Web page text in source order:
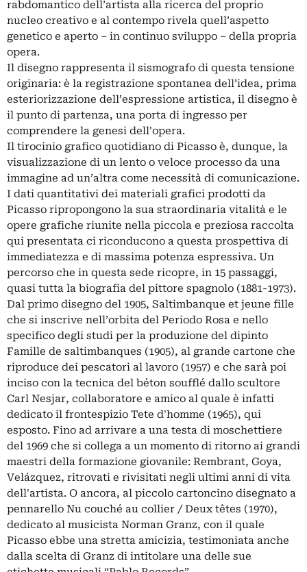
rabdomantico dell’artista alla ricerca del proprio
nucleo creativo e al contempo rivela quell’aspetto
genetico e aperto – in continuo sviluppo – della propria
opera.
Il disegno rappresenta il sismografo di questa tensione
originaria: è la registrazione spontanea dell’idea, prima
esteriorizzazione dell’espressione artistica, il disegno è
il punto di partenza, una porta di ingresso per
comprendere la genesi dell'opera.
Il tirocinio grafico quotidiano di Picasso è, dunque, la
visualizzazione di un lento o veloce processo da una
immagine ad un’altra come necessità di comunicazione.
I dati quantitativi dei materiali grafici prodotti da
Picasso ripropongono la sua straordinaria vitalità e le
opere grafiche riunite nella piccola e preziosa raccolta
qui presentata ci riconducono a questa prospettiva di
immediatezza e di massima potenza espressiva. Un
percorso che in questa sede ricopre, in 15 passaggi,
quasi tutta la biografia del pittore spagnolo (1881-1973).
Dal primo disegno del 1905, Saltimbanque et jeune fille
che si inscrive nell’orbita del Periodo Rosa e nello
specifico degli studi per la produzione del dipinto
Famille de saltimbanques (1905), al grande cartone che
riproduce dei pescatori al lavoro (1957) e che sarà poi
inciso con la tecnica del béton soufflé dallo scultore
Carl Nesjar, collaboratore e amico al quale è infatti
dedicato il frontespizio Tete d'homme (1965), qui
esposto. Fino ad arrivare a una testa di moschettiere
del 1969 che si collega a un momento di ritorno ai grandi
maestri della formazione giovanile: Rembrant, Goya,
Velázquez, ritrovati e rivisitati negli ultimi anni di vita
dell'artista. O ancora, al piccolo cartoncino disegnato a
pennarello Nu couché au collier / Deux têtes (1970),
dedicato al musicista Norman Granz, con il quale
Picasso ebbe una stretta amicizia, testimoniata anche
dalla scelta di Granz di intitolare una delle sue